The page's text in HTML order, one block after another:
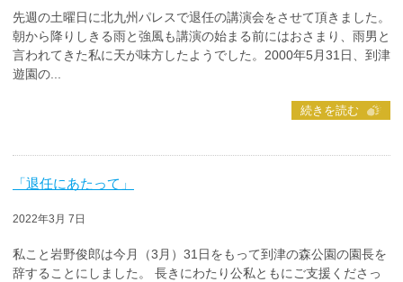
先週の土曜日に北九州パレスで退任の講演会をさせて頂きました。
朝から降りしきる雨と強風も講演の始まる前にはおさまり、雨男と
言われてきた私に天が味方したようでした。2000年5月31日、到津
遊園の...
続きを読む
「退任にあたって」
2022年3月 7日
私こと岩野俊郎は今月（3月）31日をもって到津の森公園の園長を
辞することにしました。 長きにわたり公私ともにご支援くださっ